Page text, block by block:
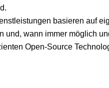
basieren auf
und, wann immer möglich
Open-Source